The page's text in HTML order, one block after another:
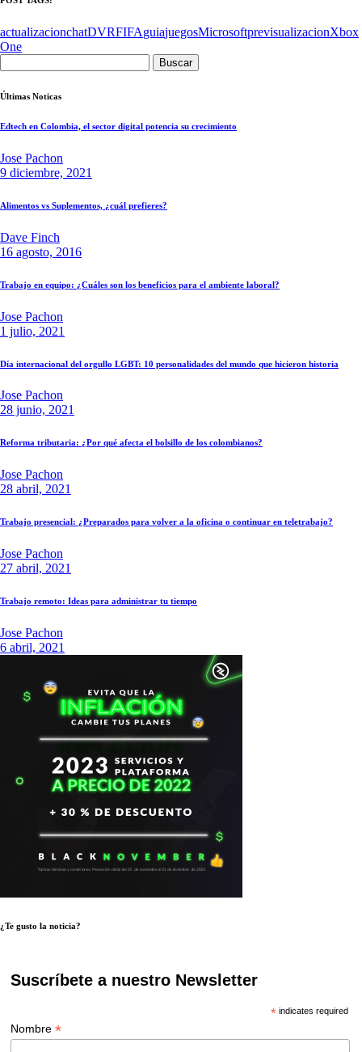
actualizacionchatDVRFIFAguiajuegosMicrosoftprevisualizacionXbox
One
Últimas Noticas
Edtech en Colombia, el sector digital potencia su crecimiento
Jose Pachon
9 diciembre, 2021
Alimentos vs Suplementos, ¿cuál prefieres?
Dave Finch
16 agosto, 2016
Trabajo en equipo: ¿Cuáles son los beneficios para el ambiente laboral?
Jose Pachon
1 julio, 2021
Día internacional del orgullo LGBT: 10 personalidades del mundo que hicieron historia
Jose Pachon
28 junio, 2021
Reforma tributaria: ¿Por qué afecta el bolsillo de los colombianos?
Jose Pachon
28 abril, 2021
Trabajo presencial: ¿Preparados para volver a la oficina o continuar en teletrabajo?
Jose Pachon
27 abril, 2021
Trabajo remoto: Ideas para administrar tu tiempo
Jose Pachon
6 abril, 2021
¿Te gusto la noticia?
Suscríbete a nuestro Newsletter
*indicates required
Nombre*